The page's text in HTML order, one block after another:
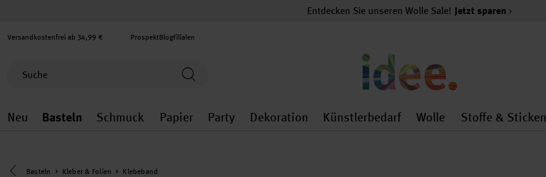
Entdecken Sie unseren Wolle Sale! Jetzt sparen
Versandkostenfrei ab 34,99 € ProspektBlogFilialen
Neu
Neu general.openMenu
Basteln
Basteln general.openMenu
Schmuck
Schmuck general.openMenu
Papier
Papier general.openMenu
Party
Party general.openMenu
Dekoration
Dekoration general.openMenu
Künstlerbedarf
Künstlerbedarf
Wolle
Wolle
Stoffe & Sticken
Eine Kategorie zurück navigieren
Basteln Kleber & Folien Klebeband